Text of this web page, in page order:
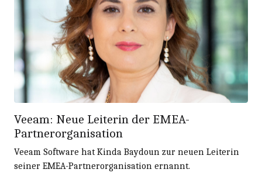
Veeam: Neue Leiterin der EMEA-
Partnerorganisation
Veeam Software hat Kinda Baydoun zur neuen Leiterin
seiner EMEA-Partnerorganisation ernannt.